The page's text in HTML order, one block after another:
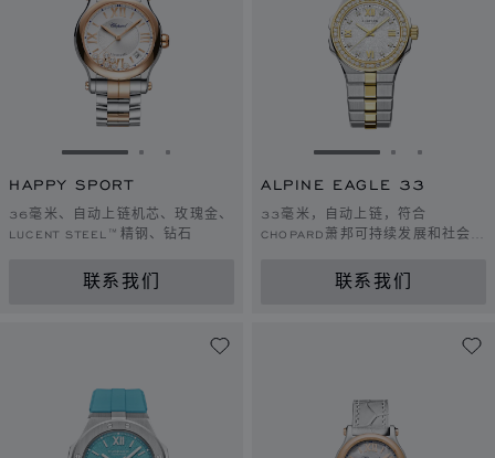
转到幻灯片 1转到幻灯片 2
转到幻灯片 3
HAPPY SPORT
36毫米、自动上链机芯、玫瑰金、
LUCENT STEEL™精钢、钻石
联系我们
转到幻灯片 1转到幻灯
转到幻
ALPINE EAGLE 33
33毫米，自动上链，符合
CHOPARD萧邦可持续发展和社会责
联系我们